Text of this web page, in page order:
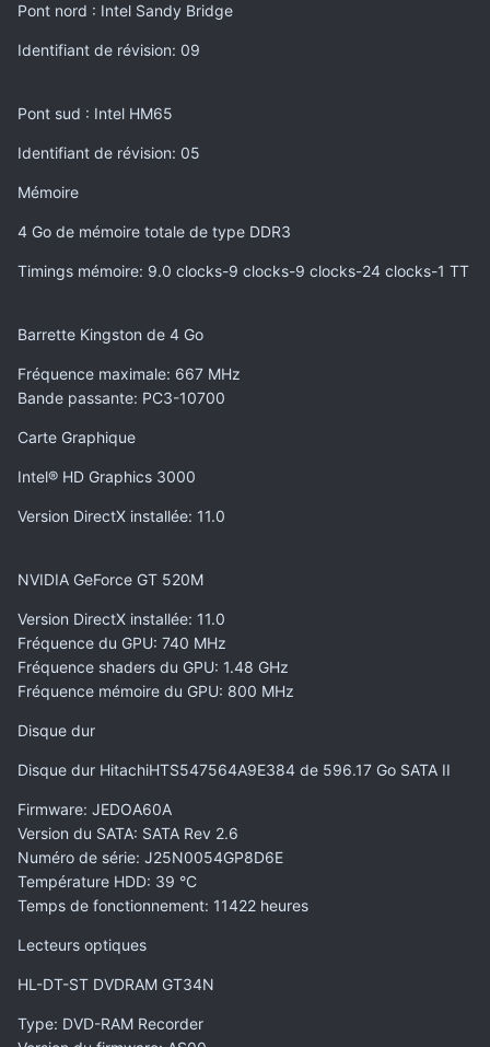
Pont nord : Intel Sandy Bridge
Identifiant de révision: 09
Pont sud : Intel HM65
Identifiant de révision: 05
Mémoire
4 Go de mémoire totale de type DDR3
Timings mémoire: 9.0 clocks-9 clocks-9 clocks-24 clocks-1 TT
Barrette Kingston de 4 Go
Fréquence maximale: 667 MHz
Bande passante: PC3-10700
Carte Graphique
Intel® HD Graphics 3000
Version DirectX installée: 11.0
NVIDIA GeForce GT 520M
Version DirectX installée: 11.0
Fréquence du GPU: 740 MHz
Fréquence shaders du GPU: 1.48 GHz
Fréquence mémoire du GPU: 800 MHz
Disque dur
Disque dur HitachiHTS547564A9E384 de 596.17 Go SATA II
Firmware: JEDOA60A
Version du SATA: SATA Rev 2.6
Numéro de série: J25N0054GP8D6E
Température HDD: 39 °C
Temps de fonctionnement: 11422 heures
Lecteurs optiques
HL-DT-ST DVDRAM GT34N
Type: DVD-RAM Recorder